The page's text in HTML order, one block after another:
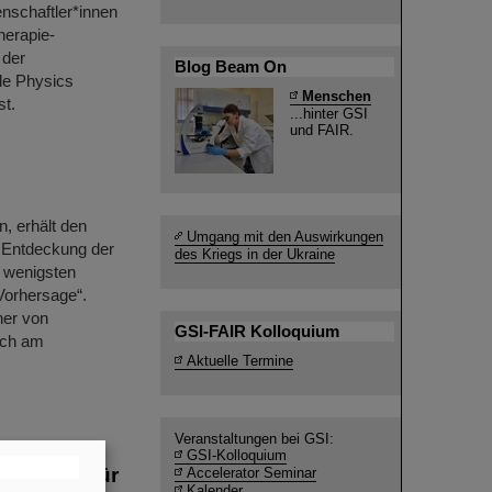
Physics
erhält den
der
von
am
zu den
Prize“ für
Blog Beam On
Menschen
...hinter GSI
und FAIR.
Umgang mit den Auswirkungen
des Kriegs in der Ukraine
GSI-FAIR Kolloquium
Aktuelle Termine
Veranstaltungen bei GSI:
GSI-Kolloquium
Accelerator Seminar